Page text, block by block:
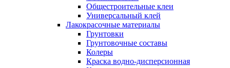
Общестроительные клеи
Универсальный клей
Лакокрасочные материалы
Грунтовки
Грунтовочные составы
Колеры
Краска водно-дисперсионная